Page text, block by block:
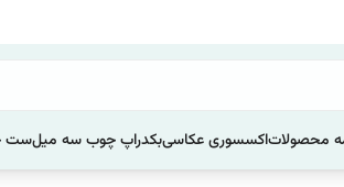
محصولاتاکسسوری عکاسیبکدراپ چوب سه میلست